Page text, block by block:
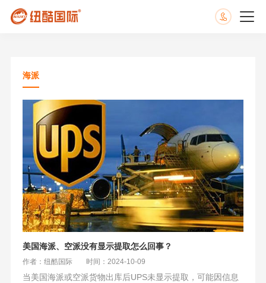
海派
美国海派、空派没有显示提取怎么回事？
作者：纽酷国际 时间：2024-10-09
当美国海派或空派货物出库后UPS未显示提取，可能因信息